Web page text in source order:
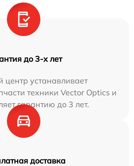
до 3-х лет
центр устанавливает
техники Vector Optics и
гарантию до 3 лет.
доставка